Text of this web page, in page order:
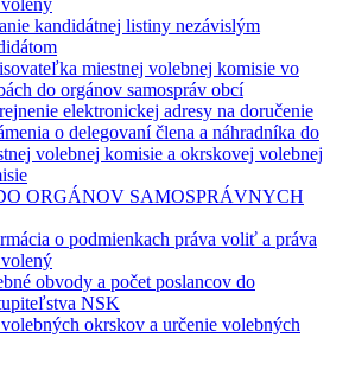
kandidátnej listiny nezávislým
miestnej volebnej komisie vo
do orgánov samospráv obcí
elektronickej adresy na doručenie
o delegovaní člena a náhradníka do
volebnej komisie a okrskovej volebnej
ORGÁNOV SAMOSPRÁVNYCH
o podmienkach práva voliť a práva
obvody a počet poslancov do
NSK
okrskov a určenie volebných